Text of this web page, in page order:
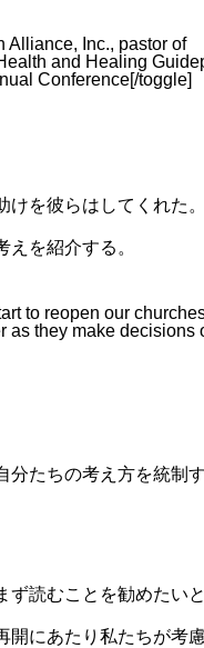
Alliance, Inc., pastor of
and Healing
Conference[/toggle]
けを彼らはしてくれた
を紹介する。
to reopen our
as they make decisions
分たちの考え方を統制
ず読むことを勧めたい
開にあたり私たちが考